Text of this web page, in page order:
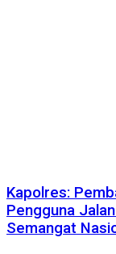
Kapolres:
Pengguna
Semangat